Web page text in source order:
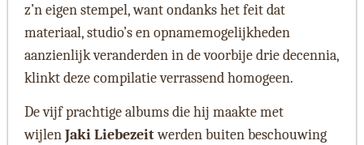
z’n eigen stempel, want ondanks het feit dat
materiaal, studio’s en opnamemogelijkheden
aanzienlijk veranderden in de voorbije drie decennia,
klinkt deze compilatie verrassend homogeen.
De vijf prachtige albums die hij maakte met
wijlenJaki Liebezeitwerden buiten beschouwing